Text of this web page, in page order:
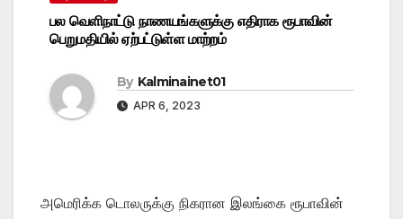
பல வெளிநாட்டு நாணயங்களுக்கு எதிராக ரூபாவின்
பெறுமதியில் ஏற்பட்டுள்ள மாற்றம்
By Kalminainet01
APR 6, 2023
அமெரிக்க டொலருக்கு நிகரான இலங்கை ரூபாவின்